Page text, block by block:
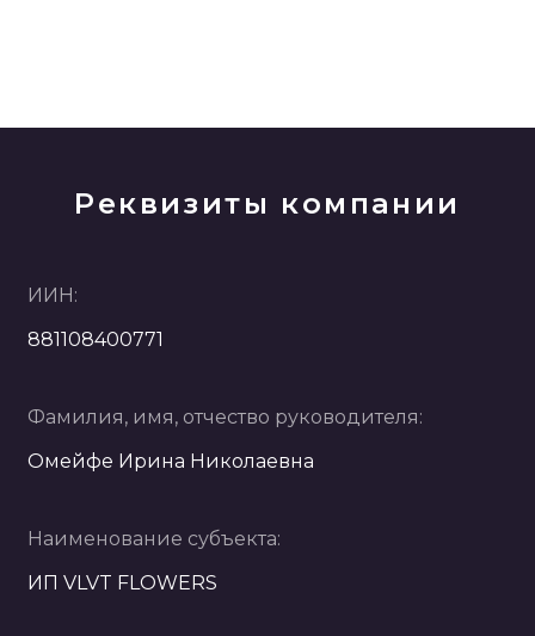
Реквизиты компании
ИИН:
881108400771
Фамилия, имя, отчество руководителя:
Омейфе Ирина Николаевна
Наименование субъекта:
ИП VLVT FLOWERS